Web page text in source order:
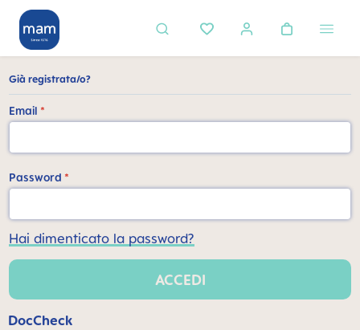
principale
Già registrata/o?
Email *
Password *
Hai dimenticato la password?
ACCEDI
DocCheck